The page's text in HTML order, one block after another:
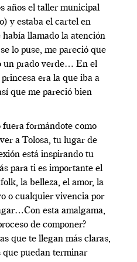
años el taller municipal
y estaba el cartel en
había llamado la atención
lo puse, me pareció que
un prado verde… En el
era la que iba a
que me pareció bien
fuera formándote como
a Tolosa, tu lugar de
está inspirando tu
para ti es importante el
la belleza, el amor, la
o cualquier vivencia por
esta amalgama,
de componer?
que te llegan más claras,
que puedan terminar